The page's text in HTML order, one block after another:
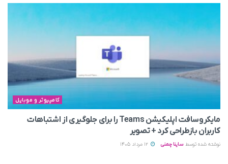
کامپیوتر و موبایل
مایکروسافت اپلیکیشن Teams را برای جلوگیری از اشتباهات
کاربران بازطراحی کرد + تصویر
نوشته شده توسط ساینا چمنی